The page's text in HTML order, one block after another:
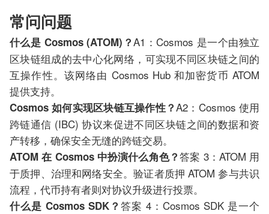
常问问题
什么是 Cosmos (ATOM)？A1：Cosmos 是一个由独立
区块链组成的去中心化网络，可实现不同区块链之间的
互操作性。该网络由 Cosmos Hub 和加密货币 ATOM
提供支持。
Cosmos 如何实现区块链互操作性？A2：Cosmos 使用
跨链通信 (IBC) 协议来促进不同区块链之间的数据和资
产转移，确保安全无缝的跨链交易。
ATOM 在 Cosmos 中扮演什么角色？答案 3：ATOM 用
于质押、治理和网络安全。验证者质押 ATOM 参与共识
流程，代币持有者则对协议升级进行投票。
什么是 Cosmos SDK？ 答案 4：Cosmos SDK 是一个